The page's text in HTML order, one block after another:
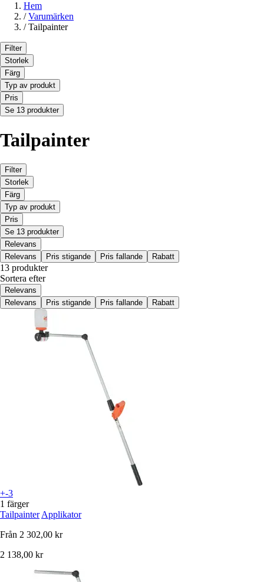
Hem
/ Varumärken
/ Tailpainter
Filter
Storlek
Färg
Typ av produkt
Pris
Se 13 produkter
Tailpainter
Filter
Storlek
Färg
Typ av produkt
Pris
Se 13 produkter
Relevans
Relevans
Pris stigande Pris fallande Rabatt
13 produkter
Sortera efter
Relevans
Relevans
Pris stigande Pris fallande Rabatt
+-3
1 färger
Tailpainter Applikator
Från 2 302,00 kr
2 138,00 kr